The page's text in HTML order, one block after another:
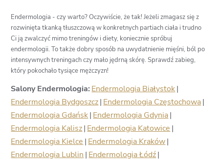
Endermologia - czy warto? Oczywiście, że tak! Jeżeli zmagasz się z
rozwinięta tkanką tłuszczową w konkretnych partiach ciała i trudno
Ci ją zwalczyć mimo treningów i diety, koniecznie spróbuj
endermologii. To także dobry sposób na uwydatnienie mięśni, ból po
intensywnych treningach czy mało jędrną skórę. Sprawdź zabieg,
który pokochało tysiące mężczyzn!
Salony Endermologia: Endermologia Białystok|
Endermologia Bydgoszcz| Endermologia Częstochowa|
Endermologia Gdańsk| Endermologia Gdynia|
Endermologia Kalisz| Endermologia Katowice |
Endermologia Kielce | Endermologia Kraków|
Endermologia Lublin | Endermologia Łódź|